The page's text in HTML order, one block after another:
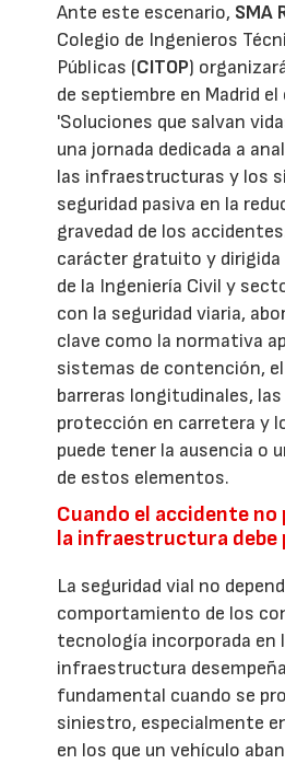
Ante este escenario, SMA
Colegio de Ingenieros
Públicas (CITOP)
de septiembre en Madrid
'Soluciones que salvan
una jornada dedicada a
las infraestructuras y los
seguridad pasiva en la
gravedad de los
carácter gratuito y dirigida
de la Ingeniería Civil y
con la seguridad viaria,
clave como la normativa
sistemas de contención,
barreras longitudinales, las
protección en carretera y
puede tener la ausencia o
de estos elementos.
Cuando el accidente
la infraestructura debe
La seguridad vial no
comportamiento de los
tecnología incorporada en
infraestructura
fundamental cuando se
siniestro, especialmente
en los que un vehículo